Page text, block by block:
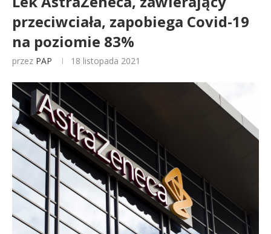
przeciwciała, zapobiega Covid-19
na poziomie 83%
przez PAP 18 listopada 2021